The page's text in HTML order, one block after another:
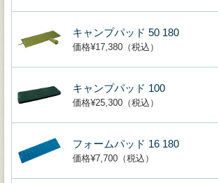
キャンプパッド 50 180
価格¥17,380（税込）
キャンプパッド 100
価格¥25,300（税込）
フォームパッド 16 180
価格¥7,700（税込）